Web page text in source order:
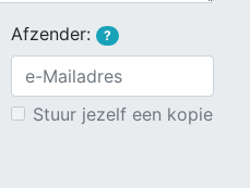
Afzender: ?
Stuur jezelf een kopie